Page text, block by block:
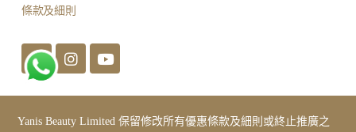
條款及細則
Yanis Beauty Limited 保留修改所有優惠條款及細則或終止推廣之